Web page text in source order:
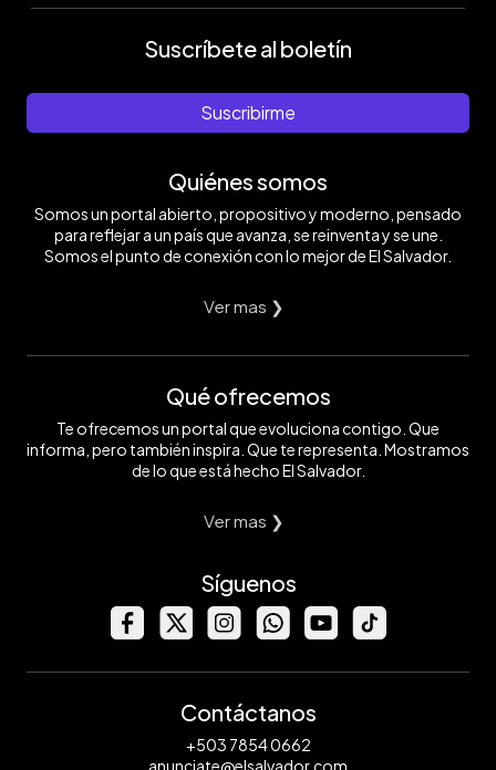
Suscríbete al boletín
Suscribirme
Quiénes somos
Somos un portal abierto, propositivo y moderno, pensado
para reflejar a un país que avanza, se reinventa y se une.
Somos el punto de conexión con lo mejor de El Salvador.
Ver mas ❯
Qué ofrecemos
Te ofrecemos un portal que evoluciona contigo. Que
informa, pero también inspira. Que te representa. Mostramos
de lo que está hecho El Salvador.
Ver mas ❯
Síguenos
Contáctanos
+503 7854 0662
anunciate@elsalvador.com